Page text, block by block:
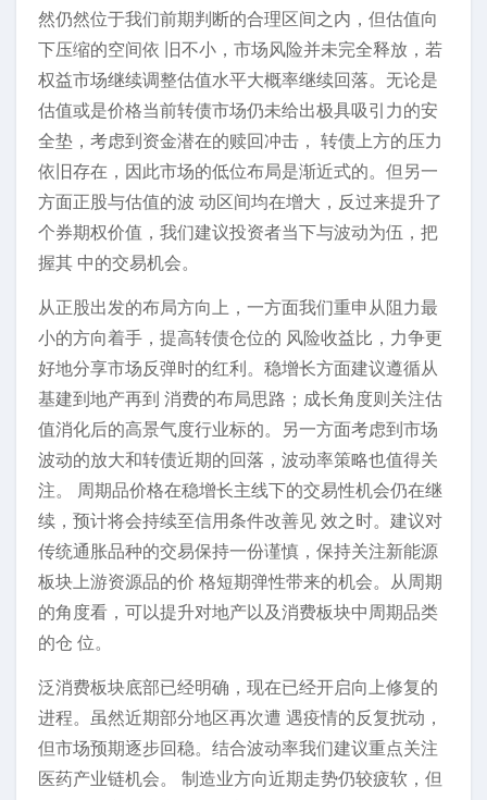
然仍然位于我们前期判断的合理区间之内，但估值向
下压缩的空间依 旧不小，市场风险并未完全释放，若
权益市场继续调整估值水平大概率继续回落。无论是
估值或是价格当前转债市场仍未给出极具吸引力的安
全垫，考虑到资金潜在的赎回冲击， 转债上方的压力
依旧存在，因此市场的低位布局是渐近式的。但另一
方面正股与估值的波 动区间均在增大，反过来提升了
个券期权价值，我们建议投资者当下与波动为伍，把
握其 中的交易机会。
从正股出发的布局方向上，一方面我们重申从阻力最
小的方向着手，提高转债仓位的 风险收益比，力争更
好地分享市场反弹时的红利。稳增长方面建议遵循从
基建到地产再到 消费的布局思路；成长角度则关注估
值消化后的高景气度行业标的。另一方面考虑到市场
波动的放大和转债近期的回落，波动率策略也值得关
注。 周期品价格在稳增长主线下的交易性机会仍在继
续，预计将会持续至信用条件改善见 效之时。建议对
传统通胀品种的交易保持一份谨慎，保持关注新能源
板块上游资源品的价 格短期弹性带来的机会。从周期
的角度看，可以提升对地产以及消费板块中周期品类
的仓 位。
泛消费板块底部已经明确，现在已经开启向上修复的
进程。虽然近期部分地区再次遭 遇疫情的反复扰动，
但市场预期逐步回稳。结合波动率我们建议重点关注
医药产业链机会。 制造业方向近期走势仍较疲软，但